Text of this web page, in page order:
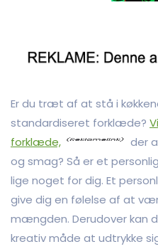
Er du træt af at stå i
standardiseret forklæde?
forklæde,
der
og smag? Så er et
lige noget for dig. Et
give dig en følelse af at
mængden. Derudover kan
kreativ måde at udtrykke